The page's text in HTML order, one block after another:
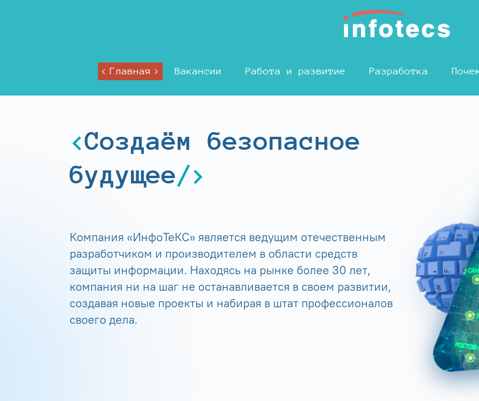
Главная Вакансии Работа и развитие Разработка
Создаём безопасное
будущее
Компания «ИнфоТеКС» является ведущим отечественным
разработчиком и производителем в области средств
защиты информации. Находясь на рынке более 30 лет,
компания ни на шаг не останавливается в своем развитии,
создавая новые проекты и набирая в штат профессионалов
своего дела.